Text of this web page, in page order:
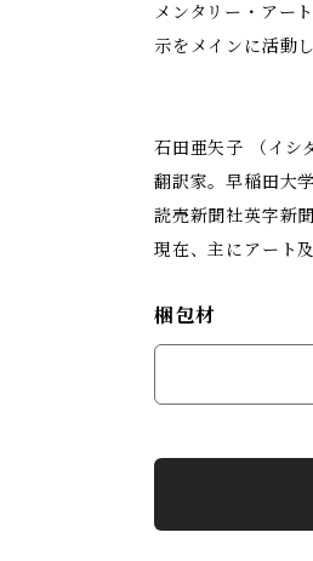
メンタリー・アー
示をメインに活動
石田亜矢子 （イシ
翻訳家。早稲田大
読売新聞社英字新
現在、主にアート
梱包材